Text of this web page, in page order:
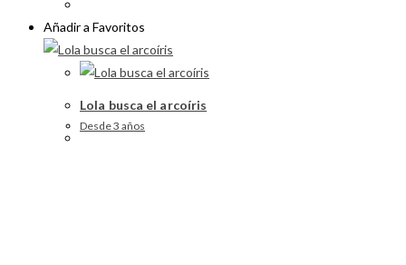
Añadir a Favoritos
Lola busca el arcoíris
Desde 3 años